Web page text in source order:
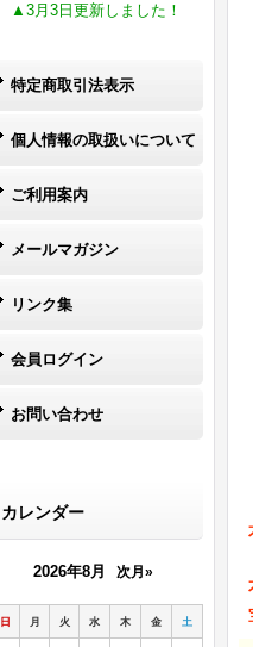
▲3月3日更新しました！
特定商取引法表示
個人情報の取扱いについて
ご利用案内
メールマガジン
リンク集
会員ログイン
お問い合わせ
カレンダー
2026年8月 次月»
日 月 火 水 木 金 土